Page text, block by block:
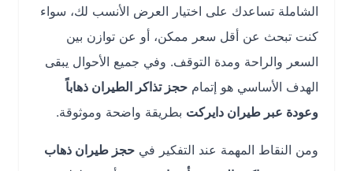
الشاملة تساعدك على اختيار العرض الأنسب لك، سواء
كنت تبحث عن أقل سعر ممكن، أو عن توازن بين
السعر والراحة ومدة التوقف. وفي جميع الأحوال يبقى
الهدف الأساسي هو إتمام حجز تذاكر الطيران ذهاباً
وعودة عبر طيران دايركتبطريقة واضحة وموثوقة.
ومن النقاط المهمة عند التفكير فيحجز طيران ذهاب